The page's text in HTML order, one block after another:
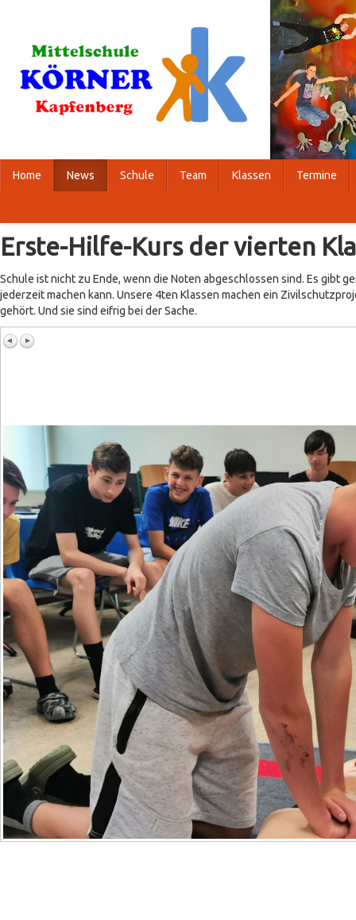
Home News Schule Team Klassen Termine
Erste-Hilfe-Kurs der vierten
Schule ist nicht zu Ende, wenn die Noten abgeschlossen sind. Es gibt
jederzeit machen kann. Unsere 4ten Klassen machen ein
gehört. Und sie sind eifrig bei der Sache.